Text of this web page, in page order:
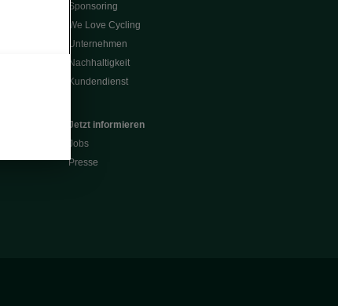
Sponsoring
We Love Cycling
Unternehmen
Nachhaltigkeit
Kundendienst
Jetzt informieren
Jobs
Presse